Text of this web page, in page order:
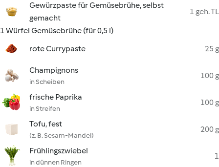
Gewürzpaste für Gemüsebrühe, selbst
gemacht
1 geh. TL
1 Würfel Gemüsebrühe (für 0,5 l)
rote Currypaste
25 g
Champignons
in Scheiben
100 g
frische Paprika
in Streifen
100 g
Tofu, fest
(z. B. Sesam-Mandel)
200 g
Frühlingszwiebel
in dünnen Ringen
1